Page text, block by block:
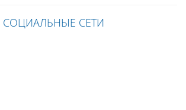
СОЦИАЛЬНЫЕ СЕТИ